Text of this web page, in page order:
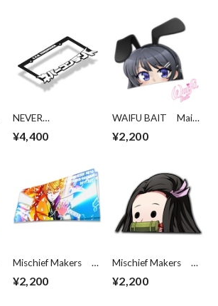
NEVER
YOKOHAMA V2 ラ
¥4,400
WAIFU BAIT Mai
¥2,200
Mischief Makers
¥2,200
Mischief Makers
¥2,200